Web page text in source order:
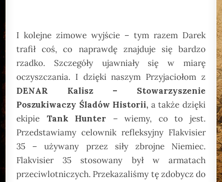
I kolejne zimowe wyjście – tym razem Darek
trafił coś, co naprawdę znajduje się bardzo
rzadko. Szczegóły ujawniały się w miarę
oczyszczania. I dzięki naszym Przyjaciołom z
DENAR Kalisz – Stowarzyszenie
Poszukiwaczy Śladów Historii, a także dzięki
ekipie Tank Hunter – wiemy, co to jest.
Przedstawiamy celownik refleksyjny Flakvisier
35 – używany przez siły zbrojne Niemiec.
Flakvisier 35 stosowany był w armatach
przeciwlotniczych. Przekazaliśmy tę zdobycz do